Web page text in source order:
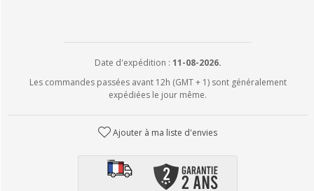
Date d'expédition : 11-08-2026.
Les commandes passées avant 12h (GMT + 1) sont généralement
expédiées le jour même.
Ajouter à ma liste d'envies